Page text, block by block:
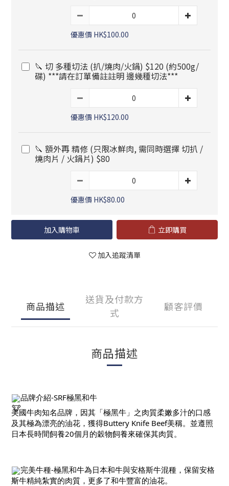
優惠價 HK$100.00
🔪 切 多種切法 (扒/燒肉/火鍋) $120 (約500g/
碟) ***請在訂單備註註明 邊幾種切法***
優惠價 HK$120.00
🔪 額外再 精修 (只限冰鮮肉, 需同時選擇 切扒 /
燒肉片 / 火鍋片) $80
優惠價 HK$80.00
加入購物車 立即購買
加入追蹤清單
商品描述
送貨及付款方
式
顧客評價
商品描述
品牌介紹-SRF極黑和牛
美國牛肉知名品牌，因其「極黑牛」之肉質柔嫩多汁的口感
及其極為漂亮的油花，獲得Buttery Knife Beef美稱。並遵照
日本長時間飼養20個月的穀物飼養來確保其肉質。
完美牛種-極黑和牛為日本和牛與安格斯牛混種，保留安格
斯牛精純紮實的肉質，更多了和牛豐富的油花。